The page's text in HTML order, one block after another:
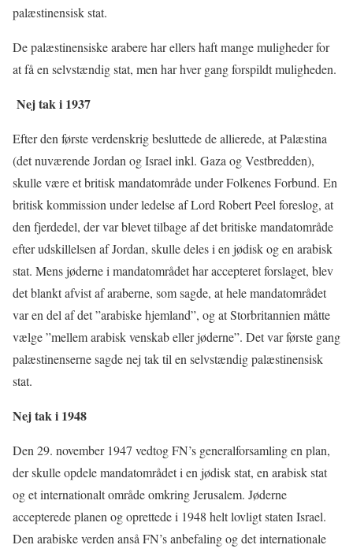
palæstinensisk stat.
De palæstinensiske arabere har ellers haft mange muligheder for
at få en selvstændig stat, men har hver gang forspildt muligheden.
Nej tak i 1937
Efter den første verdenskrig besluttede de allierede, at Palæstina
(det nuværende Jordan og Israel inkl. Gaza og Vestbredden),
skulle være et britisk mandatområde under Folkenes Forbund. En
britisk kommission under ledelse af Lord Robert Peel foreslog, at
den fjerdedel, der var blevet tilbage af det britiske mandatområde
efter udskillelsen af Jordan, skulle deles i en jødisk og en arabisk
stat. Mens jøderne i mandatområdet har accepteret forslaget, blev
det blankt afvist af araberne, som sagde, at hele mandatområdet
var en del af det ”arabiske hjemland”, og at Storbritannien måtte
vælge ”mellem arabisk venskab eller jøderne”. Det var første gang
palæstinenserne sagde nej tak til en selvstændig palæstinensisk
stat.
Nej tak i 1948
Den 29. november 1947 vedtog FN’s generalforsamling en plan,
der skulle opdele mandatområdet i en jødisk stat, en arabisk stat
og et internationalt område omkring Jerusalem. Jøderne
accepterede planen og oprettede i 1948 helt lovligt staten Israel.
Den arabiske verden anså FN’s anbefaling og det internationale